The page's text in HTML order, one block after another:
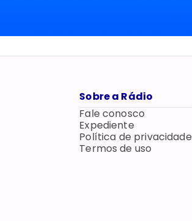
Sobre a Rádio
Fale conosco
Expediente
Política de privacidade
Termos de uso